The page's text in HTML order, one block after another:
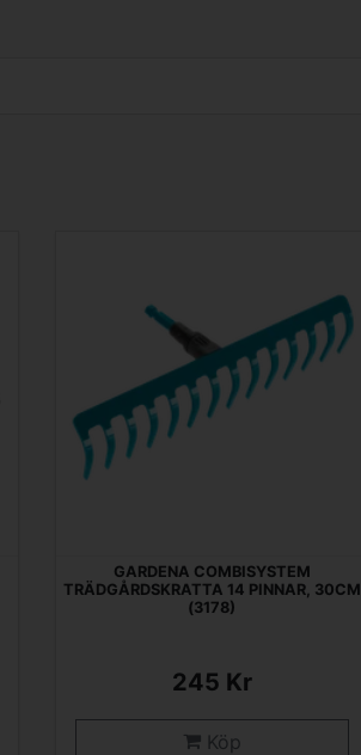
GARDENA COMBISYSTEM
TRÄDGÅRDSKRATTA 14 PINNAR, 30CM
(3178)
245 Kr
Köp